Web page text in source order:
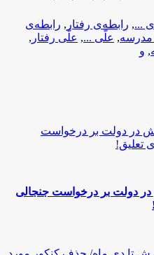
...
, رابطه‌ی رفتار , رابطه‌ی
, علّی ..., علّی رفتار ,
, و
در دولت بر درخواست جنجالی